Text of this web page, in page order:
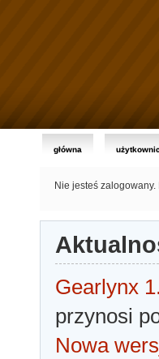
główna
Nie jesteś zalogowany.
Gearlynx
przynosi
Nowa